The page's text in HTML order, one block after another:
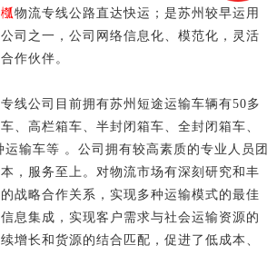
物流专线公路直达快运；是苏州较早运用
司之一，公司网络信息化、模范化，灵活
作伙伴。
线公司目前拥有苏州短途运输车辆有50多
、高栏箱车、半封闭箱车、全封闭箱车、
输车等 。公司拥有较高素质的专业人员团
，服务至上。对物流市场有深刻研究和丰
战略合作关系，实现多种运输模式的最佳
息集成，实现客户需求与社会运输资源的
增长和货源的结合匹配，促进了低成本、